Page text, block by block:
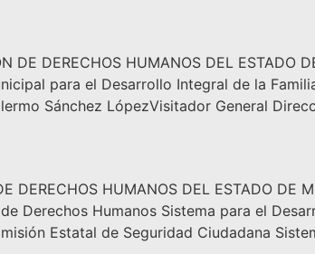
DE DERECHOS HUMANOS DEL
para el Desarrollo Integral de la
Sánchez LópezVisitador General
DERECHOS HUMANOS DEL ESTADO
Derechos Humanos Sistema para el
Estatal de Seguridad Ciudadana